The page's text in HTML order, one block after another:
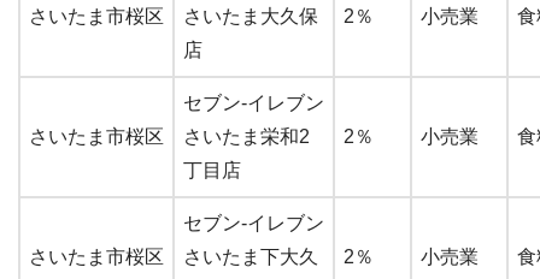
さいたま市桜区
さいたま大久保
店
2％ 小売業 食
さいたま市桜区
セブン-イレブン
さいたま栄和2
丁目店
2％ 小売業 食
さいたま市桜区
セブン-イレブン
さいたま下大久
2％ 小売業 食